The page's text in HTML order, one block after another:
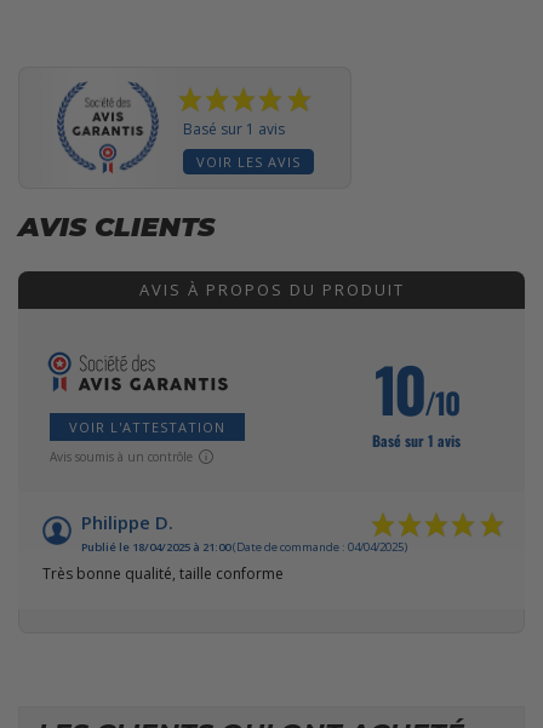
Basé sur 1 avis
VOIR LES AVIS
AVIS CLIENTS
AVIS À PROPOS DU PRODUIT
VOIR L'ATTESTATION
Avis soumis à un contrôle
10/10
Basé sur 1 avis
Philippe D.
Publié le 18/04/2025 à 21:00(Date de commande : 04/04/2025)
Très bonne qualité, taille conforme